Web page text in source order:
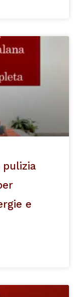
pulizia
e